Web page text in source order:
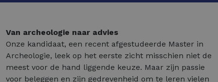
Van archeologie naar advies
Onze kandidaat, een recent afgestudeerde Master in
Archeologie, leek op het eerste zicht misschien niet de
meest voor de hand liggende keuze. Maar zijn passie
voor beleggen en zijn gedrevenheid om te leren vielen